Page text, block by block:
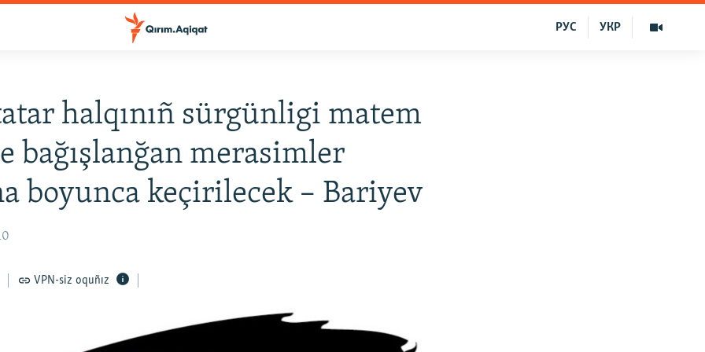
УКР
РУС
halqınıñ sürgünligi matem
bağışlanğan merasimler
boyunca keçirilecek – Bariyev
VPN-siz oquñız